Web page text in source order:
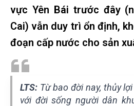
vực Yên Bái trước đây
Cai) vẫn duy trì ổn định,
đoạn cấp nước cho sản
LTS: Từ bao đời nay, thủy
với đời sống người dân